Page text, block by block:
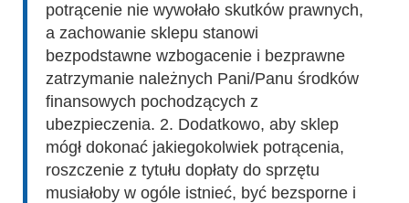
potrącenie nie wywołało skutków prawnych,
a zachowanie sklepu stanowi
bezpodstawne wzbogacenie i bezprawne
zatrzymanie należnych Pani/Panu środków
finansowych pochodzących z
ubezpieczenia. 2. Dodatkowo, aby sklep
mógł dokonać jakiegokolwiek potrącenia,
roszczenie z tytułu dopłaty do sprzętu
musiałoby w ogóle istnieć, być bezsporne i